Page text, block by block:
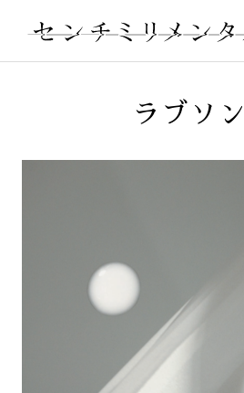
DISCOGRAPHY
ラブソ